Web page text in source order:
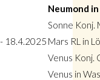
Neumond
Sonne Konj.
18.4.2025 Mars RL in
Venus Konj.
Venus in